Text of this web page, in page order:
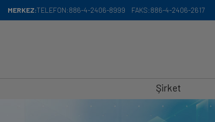
MERKEZ:TELEFON:886-4-2406-8999 FAKS:886-4-2406-2617
Şirket
Çerez yönetimi paneli